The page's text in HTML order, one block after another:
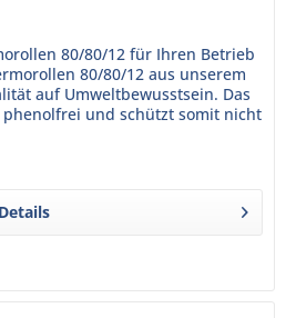
80/80/12 für Ihren Betrieb
80/80/12 aus unserem
auf Umweltbewusstsein. Das
und schützt somit nicht
Details